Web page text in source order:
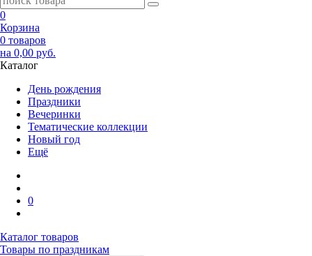
0
Корзина
0 товаров
на 0,00 руб.
Каталог
День рождения
Праздники
Вечеринки
Тематические коллекции
Новый год
Ещё
0
Каталог товаров
Товары по праздникам